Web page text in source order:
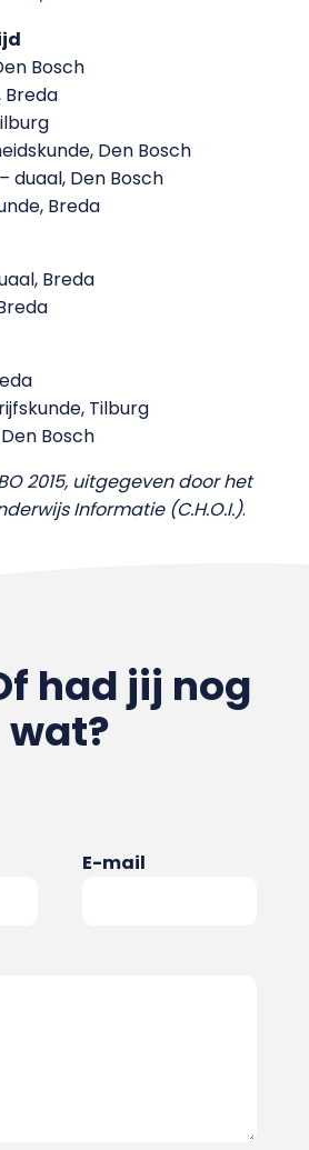
Bosch
Breda
Den Bosch
duaal, Den Bosch
Breda
Breda
Tilburg
Bosch
2015, uitgegeven door het
Informatie (C.H.O.I.).
had jij nog
wat?
E-mail